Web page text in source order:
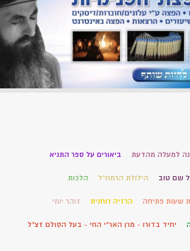
למעלה מהדעת ביאורים על ספר התניא
שם טוב הילולת הרמח"ל הלכות
שעות פתיחה הרזיה רוחנית זוהר יומי
יחיד בדורו - מרן האר"י החי - בעל הסולם זצ"ל